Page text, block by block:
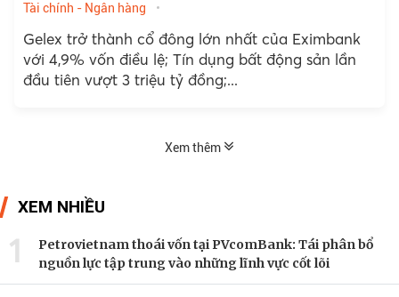
Tài chính - Ngân hàng
Gelex trở thành cổ đông lớn nhất của Eximbank
với 4,9% vốn điều lệ; Tín dụng bất động sản lần
đầu tiên vượt 3 triệu tỷ đồng;...
Xem thêm
XEM NHIỀU
1
Petrovietnam thoái vốn tại PVcomBank: Tái phân bổ
nguồn lực tập trung vào những lĩnh vực cốt lõi